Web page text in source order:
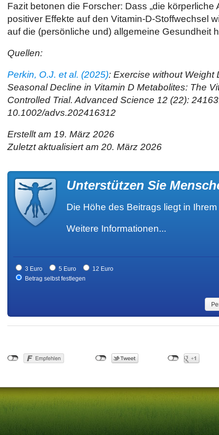
Fazit betonen die Forscher: Dass „die körperliche
positiver Effekte auf den Vitamin-D-Stoffwechsel
auf die (persönliche und) allgemeine Gesundheit
Quellen:
Perkin, O.J. et al. (2025): Exercise without Weight
Seasonal Decline in Vitamin D Metabolites: The
Controlled Trial. Advanced Science 12 (22):
10.1002/advs.202416312
Erstellt am 19. März 2026
Zuletzt aktualisiert am 20. März 2026
Unterstützen Sie
Die Höhe des Beitrags liegt in
Weitere Informationen...
3 Euro 5 Euro
12 Euro
Betrag selbst festlegen